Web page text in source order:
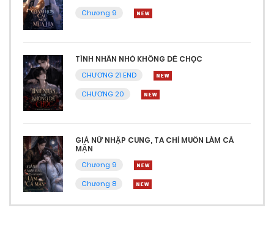
Chương 9
TÌNH NHÂN NHỎ KHÔNG DỄ CHỌC
CHƯƠNG 21 END
CHƯƠNG 20
GIẢ NỮ NHẬP CUNG, TA CHỈ MUỐN LÀM CÁ
MẶN
Chương 9
Chương 8